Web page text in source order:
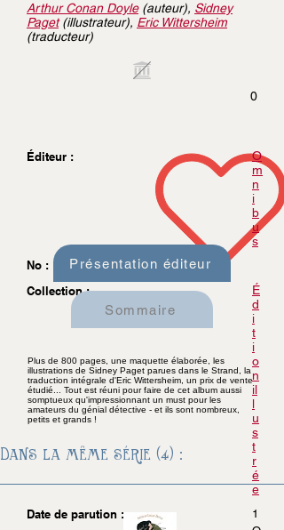
Arthur Conan Doyle(auteur), Sidney
Paget(illustrateur), Eric Wittersheim
(traducteur)
0
Éditeur :
O
m
n
i
b
u
s
No :
Collection :
É
d
i
t
i
o
n
il
l
u
s
t
r
é
e
Date de parution :
1
Présentation éditeur
Sommaire
Plus de 800 pages, une maquette élaborée, les
illustrations de Sidney Paget parues dans le Strand, la
traduction intégrale d'Eric Wittersheim, un prix de vente
étudié... Tout est réuni pour faire de cet album aussi
somptueux qu'impressionnant un must pour les
amateurs du génial détective - et ils sont nombreux,
petits et grands !
Dans la même série (4) :